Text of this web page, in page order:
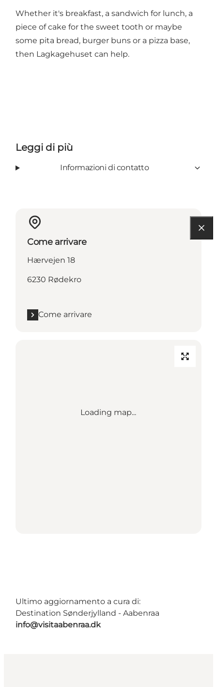
Whether it's breakfast, a sandwich for lunch, a
piece of cake for the sweet tooth or maybe
some pita bread, burger buns or a pizza base,
then Lagkagehuset can help.
Leggi di più
Informazioni di contatto
Come arrivare
Hærvejen 18
6230 Rødekro
Come arrivare
Loading map...
Ultimo aggiornamento a cura di:
Destination Sønderjylland - Aabenraa
info@visitaabenraa.dk